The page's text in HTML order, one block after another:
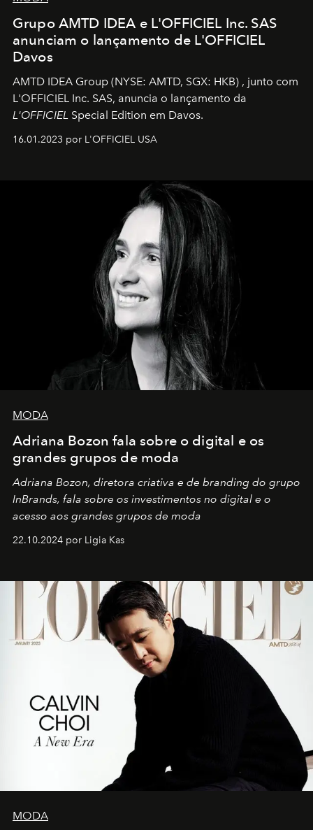
Grupo AMTD IDEA e L'OFFICIEL Inc. SAS
anunciam o lançamento de L'OFFICIEL
Davos
AMTD IDEA Group (NYSE: AMTD, SGX: HKB) , junto com
L'OFFICIEL Inc. SAS, anuncia o lançamento da
L'OFFICIEL Special Edition em Davos.
16.01.2023 por L'OFFICIEL USA
MODA
Adriana Bozon fala sobre o digital e os
grandes grupos de moda
Adriana Bozon, diretora criativa e de branding do grupo
InBrands, fala sobre os investimentos no digital e o
acesso aos grandes grupos de moda
22.10.2024 por Ligia Kas
MODA